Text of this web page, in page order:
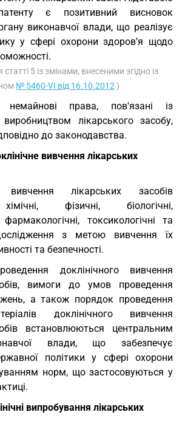
є позитивний висновок
виконавчої влади, що реалізує
у сфері охорони здоров’я щодо
5 із змінами, внесеними згідно із
№ 5460-VI від 16.10.2012 )
права, пов'язані із
лікарського засобу,
до законодавства.
вивчення лікарських
вивчення лікарських засобів
фізичні, біологічні,
фармакологічні, токсикологічні та
з метою вивчення їх
та безпечності.
доклінічного вивчення
вимоги до умов проведення
а також порядок проведення
доклінічного вивчення
встановлюються центральним
влади, що забезпечує
політики у сфері охорони
норм, що застосовуються у
випробування лікарських